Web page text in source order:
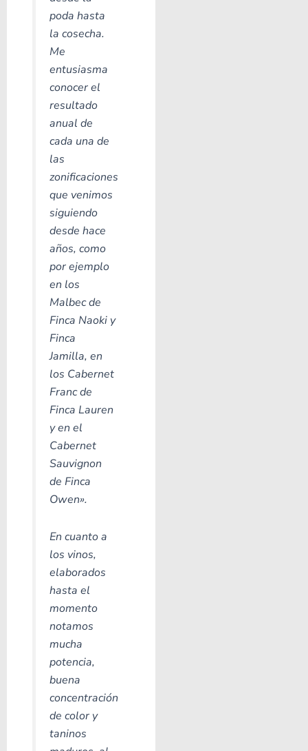
poda hasta
la cosecha.
Me
entusiasma
conocer el
resultado
anual de
cada una de
las
zonificaciones
que venimos
siguiendo
desde hace
años, como
por ejemplo
en los
Malbec de
Finca Naoki y
Finca
Jamilla, en
los Cabernet
Franc de
Finca Lauren
y en el
Cabernet
Sauvignon
de Finca
Owen».
En cuanto a
los vinos,
elaborados
hasta el
momento
notamos
mucha
potencia,
buena
concentración
de color y
taninos